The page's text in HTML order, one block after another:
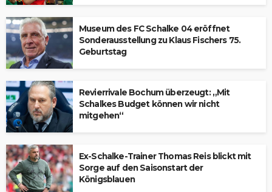
Museum des FC Schalke 04 eröffnet
Sonderausstellung zu Klaus Fischers 75.
Geburtstag
Revierrivale Bochum überzeugt: „Mit
Schalkes Budget können wir nicht
mitgehen“
Ex-Schalke-Trainer Thomas Reis blickt mit
Sorge auf den Saisonstart der
Königsblauen